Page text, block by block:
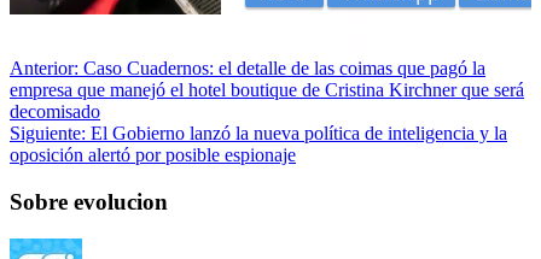
Anterior: Caso Cuadernos: el detalle de las coimas que pagó la
empresa que manejó el hotel boutique de Cristina Kirchner que será
decomisado
Siguiente: El Gobierno lanzó la nueva política de inteligencia y la
oposición alertó por posible espionaje
Sobre evolucion